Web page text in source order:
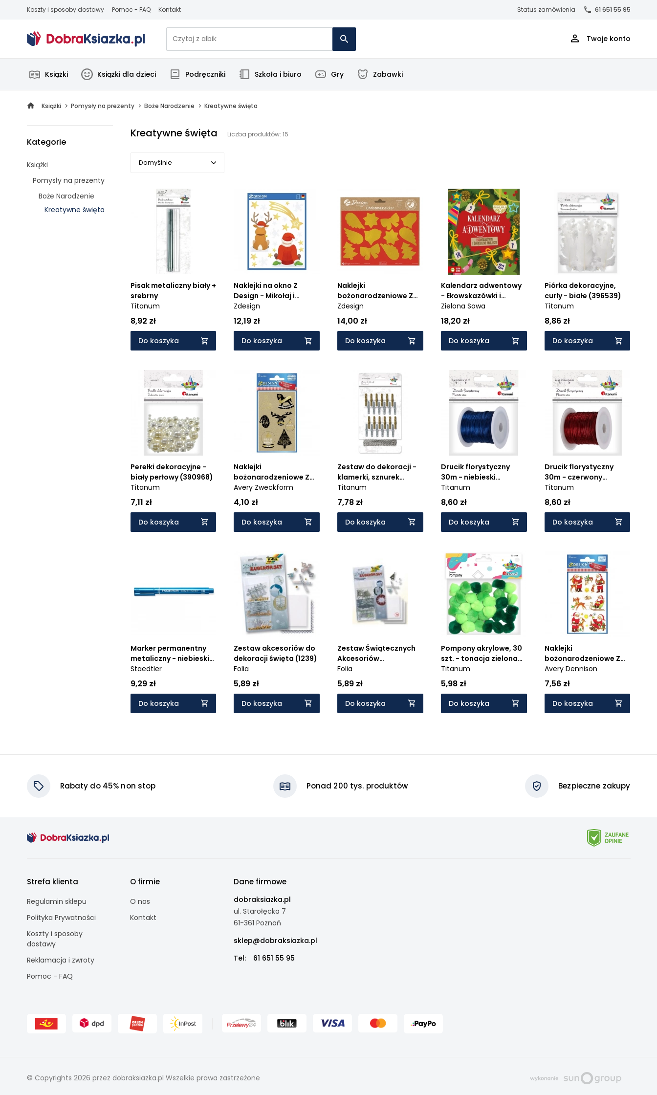
Koszty i sposoby dostawy Pomoc - FAQ Kontakt Status zamówienia 61 651 55 95
Twoje konto
Książki Książki dla dzieci Podręczniki Szkoła i biuro Gry Zabawki
Książki Pomysły na prezenty Boże Narodzenie Kreatywne święta
Kategorie
Książki
Pomysły na prezenty
Boże Narodzenie
Kreatywne święta
Kreatywne święta Liczba produktów: 15
Domyślnie
Domyślnie
Popularne
Cena rosnąco
Od najnowszych
Od najstarszych
Pisak metaliczny biały +
srebrny
Titanum
8,92 zł
Do koszyka
Naklejki na okno Z
Design - Mikołaj i
renifer (52299)
Zdesign
12,19 zł
Do koszyka
Naklejki
bożonarodzeniowe Z
Design - Złote symbole,
błyszczące (54618)
Zdesign
14,00 zł
Do koszyka
Kalendarz adwentowy
- Ekowskazówki i
świąteczne projekty
Zielona Sowa
18,20 zł
Do koszyka
Piórka dekoracyjne,
curly - białe (396539)
Titanum
8,86 zł
Do koszyka
Perełki dekoracyjne -
biały perłowy (390968)
Titanum
7,11 zł
Do koszyka
Naklejki
bożonarodzeniowe Z
Design - Życzenia
świąteczne (52291)
Avery Zweckform
4,10 zł
Do koszyka
Zestaw do dekoracji -
klamerki, sznurek
(412697)
Titanum
7,78 zł
Do koszyka
Drucik florystyczny
30m - niebieski
(339372)
Titanum
8,60 zł
Do koszyka
Drucik florystyczny
30m - czerwony
(339373)
Titanum
8,60 zł
Do koszyka
Marker permanentny
metaliczny - niebieski
(371009)
Staedtler
9,29 zł
Do koszyka
Zestaw akcesoriów do
dekoracji święta (1239)
Folia
5,89 zł
Do koszyka
Zestaw Świątecznych
Akcesoriów
Dekoracyjnych Choinki
Folia
5,89 zł
Do koszyka
Pompony akrylowe, 30
szt. - tonacja zielona
(283065)
Titanum
5,98 zł
Do koszyka
Naklejki
bożonarodzeniowe Z
Design - Mikołaje
(4053)
Avery Dennison
7,56 zł
Do koszyka
Rabaty do 45% non stop Ponad 200 tys. produktów Bezpieczne zakupy
Strefa klienta
Regulamin sklepu
Polityka Prywatności
Koszty i sposoby
dostawy
Reklamacja i zwroty
Pomoc - FAQ
O firmie
O nas
Kontakt
Dane firmowe
dobraksiazka.pl
ul. Starołęcka 7
61-361 Poznań
sklep@dobraksiazka.pl
Tel:
61 651 55 95
© Copyrights 2026 przez dobraksiazka.pl Wszelkie prawa zastrzeżone